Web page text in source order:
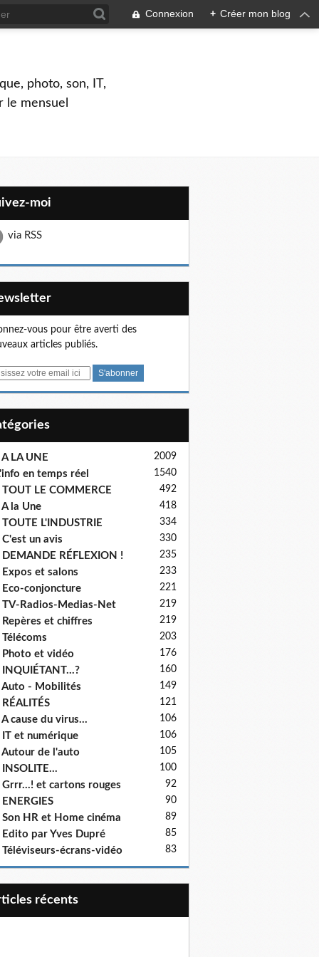
Connexion + Créer mon blog
photo, son, IT,
le mensuel
moi
via RSS
vous pour être averti des
articles publiés.
LA UNE 2009
en temps réel 1540
LE COMMERCE 492
la Une 418
L'INDUSTRIE 334
un avis 330
RÉFLEXION ! 235
et salons 233
conjoncture 221
Radios-Medias-Net 219
et chiffres 219
203
et vidéo 176
160
Auto - Mobilités 149
121
cause du virus... 106
et numérique 106
de l'auto 105
100
et cartons rouges 92
90
HR et Home cinéma 89
par Yves Dupré 85
écrans-vidéo 83
récents